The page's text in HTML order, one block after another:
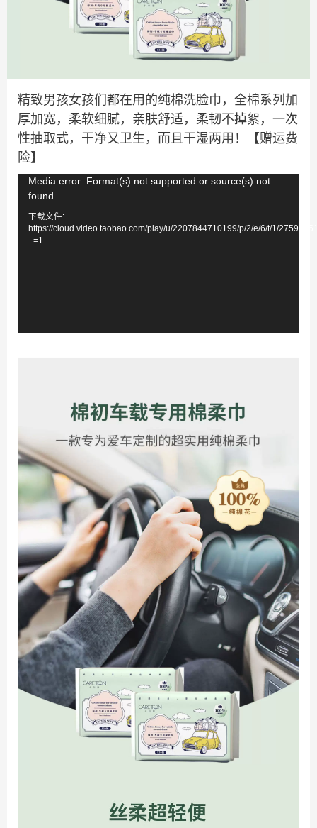
精致男孩女孩们都在用的纯棉洗脸巾，全棉系列加
厚加宽，柔软细腻，亲肤舒适，柔韧不掉絮，一次
性抽取式，干净又卫生，而且干湿两用！【赠运费
险】
视
频
Media error: Format(s) not supported or source(s) not
found
下载文件:
https://cloud.video.taobao.com/play/u/2207844710199/p/2/e/6/t/1/
_=1